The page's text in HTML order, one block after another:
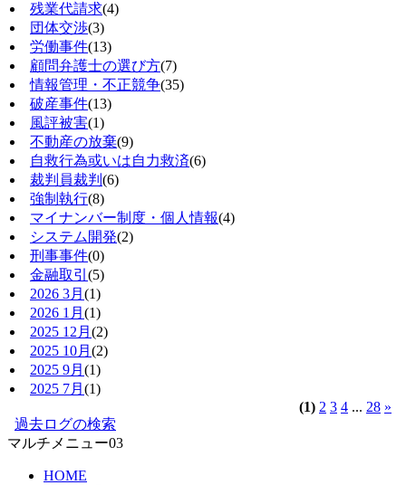
残業代請求(4)
団体交渉(3)
労働事件(13)
顧問弁護士の選び方(7)
情報管理・不正競争(35)
破産事件(13)
風評被害(1)
不動産の放棄(9)
自救行為或いは自力救済(6)
裁判員裁判 (6)
強制執行(8)
マイナンバー制度・個人情報(4)
システム開発(2)
刑事事件(0)
金融取引 (5)
2026 3月 (1)
2026 1月 (1)
2025 12月 (2)
2025 10月 (2)
2025 9月 (1)
2025 7月 (1)
(1) 2 3 4 ... 28 »
過去ログの検索
マルチメニュー03
HOME